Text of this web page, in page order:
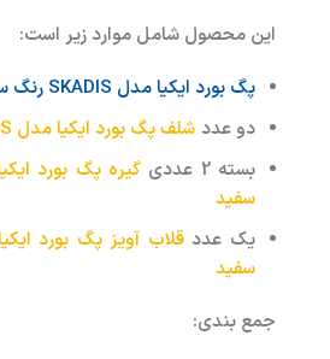
این محصول شامل موارد زیر است:
پگ بورد ایکیا مدل SKADIS رنگ سفید سایز 76×56
دو عدد شلف پگ بورد ایکیا مدل SKADIS رنگ سفید
بسته 2 عددی
سفید
یک عدد
سفید
جمع بندی: